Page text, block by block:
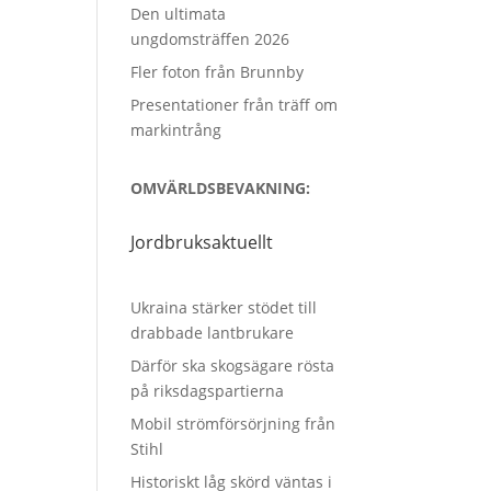
Den ultimata
ungdomsträffen 2026
Fler foton från Brunnby
Presentationer från träff om
markintrång
OMVÄRLDSBEVAKNING:
Jordbruksaktuellt
Ukraina stärker stödet till
drabbade lantbrukare
Därför ska skogsägare rösta
på riksdagspartierna
Mobil strömförsörjning från
Stihl
Historiskt låg skörd väntas i